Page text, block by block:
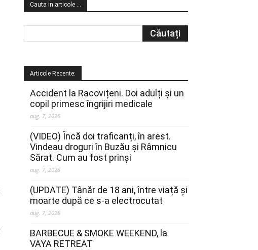
Cauta in articole …
Articole Recente:
Accident la Racovițeni. Doi adulți și un
copil primesc îngrijiri medicale
aug. 7, 2026
(VIDEO) Încă doi traficanți, în arest.
Vindeau droguri în Buzău și Râmnicu
Sărat. Cum au fost prinși
aug. 7, 2026
(UPDATE) Tânăr de 18 ani, între viață și
moarte după ce s-a electrocutat
aug. 7, 2026
BARBECUE & SMOKE WEEKEND, la
VAYA RETREAT